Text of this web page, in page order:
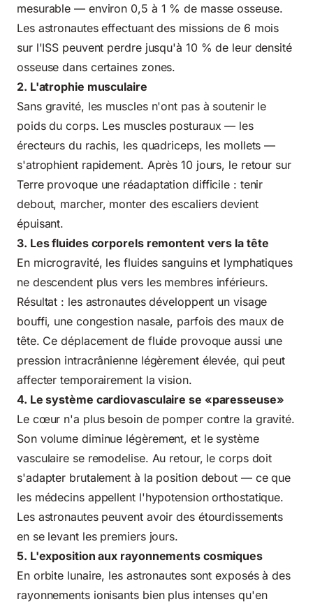
mesurable — environ 0,5 à 1 % de masse osseuse.
Les astronautes effectuant des missions de 6 mois
sur l'ISS peuvent perdre jusqu'à 10 % de leur densité
osseuse dans certaines zones.
2. L'atrophie musculaire
Sans gravité, les muscles n'ont pas à soutenir le
poids du corps. Les muscles posturaux — les
érecteurs du rachis, les quadriceps, les mollets —
s'atrophient rapidement. Après 10 jours, le retour sur
Terre provoque une réadaptation difficile : tenir
debout, marcher, monter des escaliers devient
épuisant.
3. Les fluides corporels remontent vers la tête
En microgravité, les fluides sanguins et lymphatiques
ne descendent plus vers les membres inférieurs.
Résultat : les astronautes développent un visage
bouffi, une congestion nasale, parfois des maux de
tête. Ce déplacement de fluide provoque aussi une
pression intracrânienne légèrement élevée, qui peut
affecter temporairement la vision.
4. Le système cardiovasculaire se «paresseuse»
Le cœur n'a plus besoin de pomper contre la gravité.
Son volume diminue légèrement, et le système
vasculaire se remodelise. Au retour, le corps doit
s'adapter brutalement à la position debout — ce que
les médecins appellent l'hypotension orthostatique.
Les astronautes peuvent avoir des étourdissements
en se levant les premiers jours.
5. L'exposition aux rayonnements cosmiques
En orbite lunaire, les astronautes sont exposés à des
rayonnements ionisants bien plus intenses qu'en